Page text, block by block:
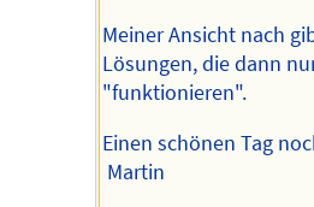
Meiner Ansicht nach
Lösungen, die dann
"funktionieren".
Einen schönen Tag
Martin